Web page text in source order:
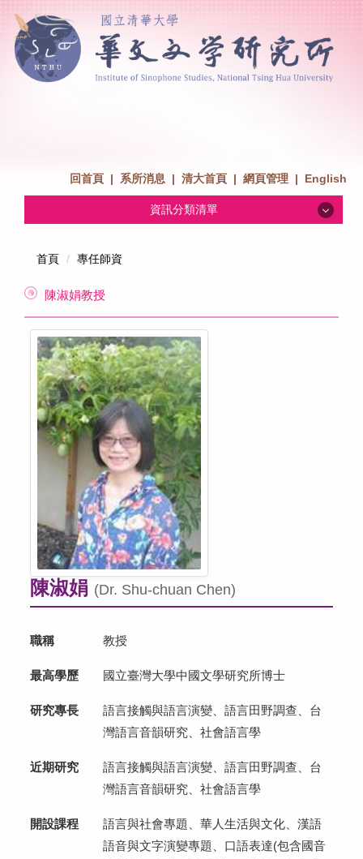
回首頁 | 系所消息 | 清大首頁 | 網頁管理 | English
資訊分類清單
系所消息
招生消息
系所介紹
本所成員
課程資訊
規章辦法
修課/論文/表格下載
國際合作學校與單位
國際交流
活動紀實
歷年學術活動
歷年畢業生論文
學生作品
首頁 專任師資
陳淑娟教授
陳淑娟 (Dr. Shu-chuan Chen)
職稱 教授
最高學歷 國立臺灣大學中國文學研究所博士
研究專長
語言接觸與語言演變、語言田野調查、台
灣語言音韻研究、社會語言學
近期研究
語言接觸與語言演變、語言田野調查、台
灣語言音韻研究、社會語言學
開設課程
語言與社會專題、華人生活與文化、漢語
語音與文字演變專題、口語表達(包含國音